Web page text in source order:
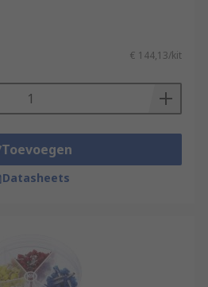
€ 144,13/kit
Toevoegen
Datasheets